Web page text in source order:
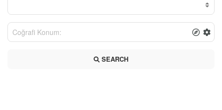
SEARCH